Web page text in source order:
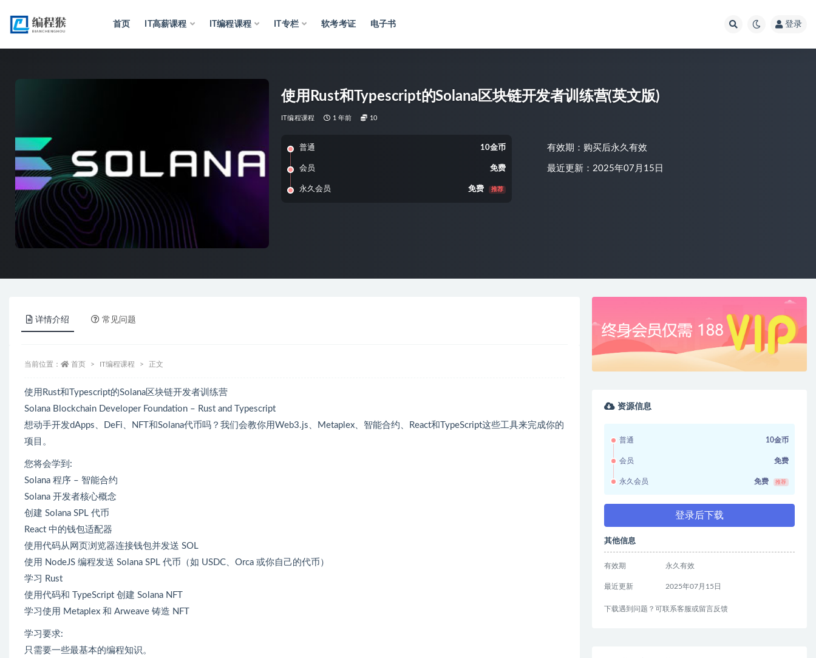
首页 IT高薪课程 IT编程课程 IT专栏 软考考证 电子书 登录
使用Rust和Typescript的Solana区块链开发者训练营(英文版)
IT编程课程 1 年前 10
普通 10金币
会员 免费
永久会员 免费 推荐
有效期：购买后永久有效
最近更新：2025年07月15日
详情介绍 常见问题
当前位置： 首页 IT编程课程 正文
使用Rust和Typescript的Solana区块链开发者训练营
Solana Blockchain Developer Foundation – Rust and Typescript
想动手开发dApps、DeFi、NFT和Solana代币吗？我们会教你用Web3.js、Metaplex、智能合约、React和TypeScript这些工具来完成你的
项目。
您将会学到:
Solana 程序 – 智能合约
Solana 开发者核心概念
创建 Solana SPL 代币
React 中的钱包适配器
使用代码从网页浏览器连接钱包并发送 SOL
使用 NodeJS 编程发送 Solana SPL 代币（如 USDC、Orca 或你自己的代币）
学习 Rust
使用代码和 TypeScript 创建 Solana NFT
学习使用 Metaplex 和 Arweave 铸造 NFT
学习要求:
只需要一些最基本的编程知识。
资源信息
普通 10金币
会员 免费
永久会员 免费 推荐
登录后下载
其他信息
有效期 永久有效
最近更新 2025年07月15日
下载遇到问题？可联系客服或留言反馈